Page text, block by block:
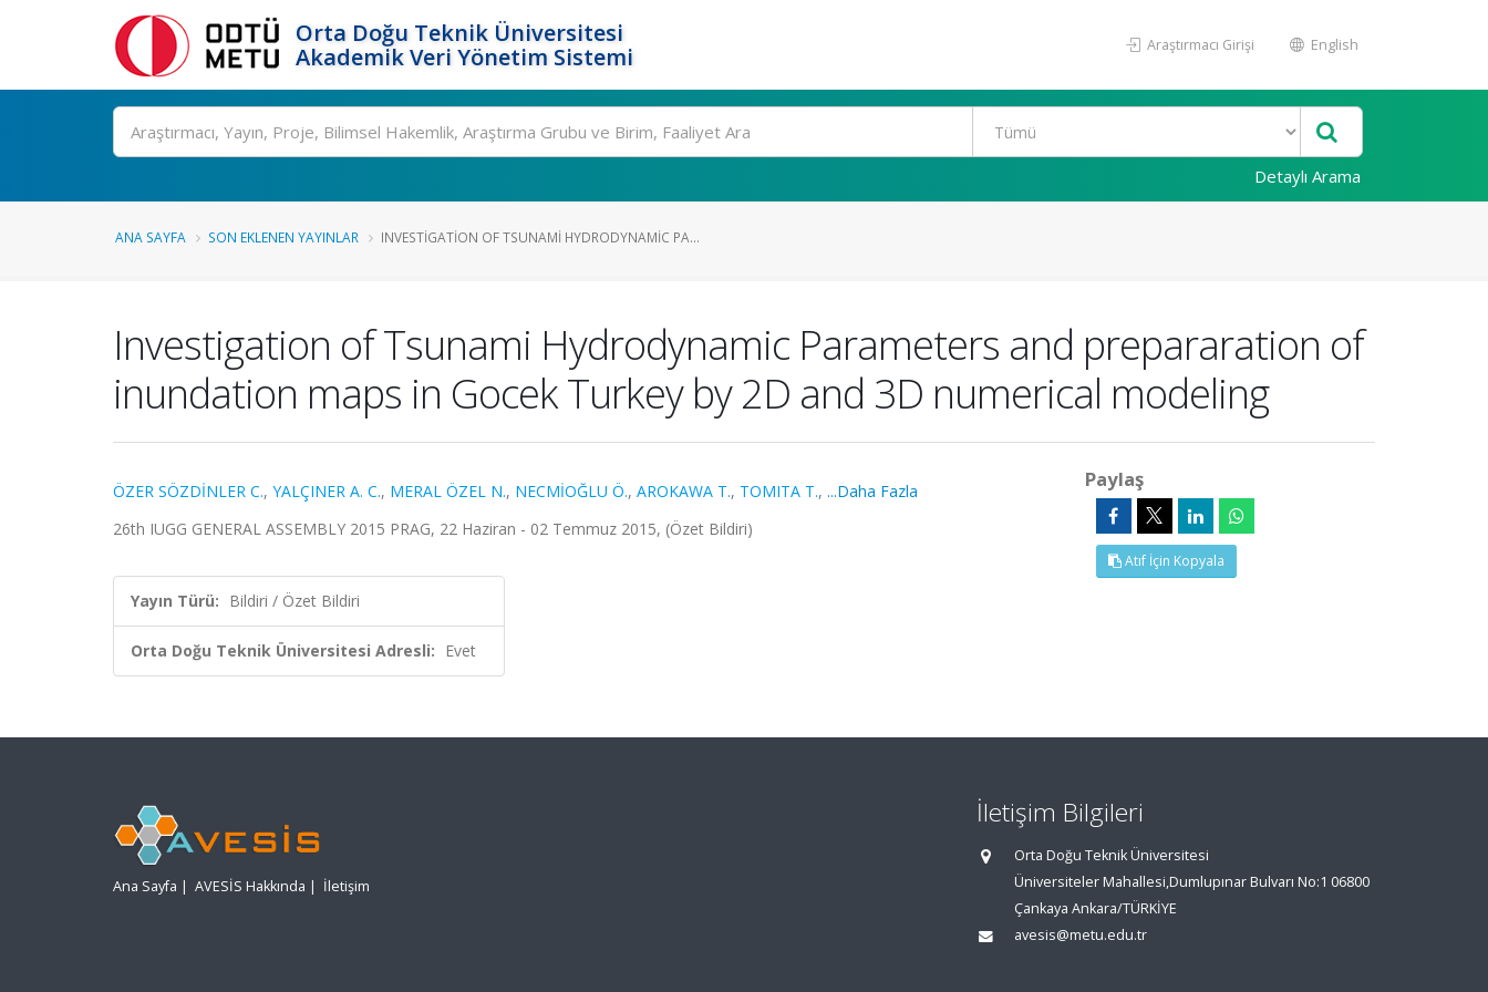
Orta Doğu Teknik Üniversitesi
Akademik Veri Yönetim Sistemi
Araştırmacı Girişi English
Ara
Detaylı Arama
ANA SAYFA SON EKLENEN YAYINLAR INVESTIGATION OF TSUNAMI HYDRODYNAMIC PA...
Investigation of Tsunami Hydrodynamic Parameters and prepararation of
inundation maps in Gocek Turkey by 2D and 3D numerical modeling
ÖZER SÖZDİNLER C., YALÇINER A. C., MERAL ÖZEL N., NECMİOĞLU Ö., AROKAWA T., TOMITA T., ...Daha Fazla
26th IUGG GENERAL ASSEMBLY 2015 PRAG, 22 Haziran - 02 Temmuz 2015, (Özet Bildiri)
Yayın Türü: Bildiri / Özet Bildiri
Orta Doğu Teknik Üniversitesi Adresli: Evet
Paylaş
Atıf İçin Kopyala
Ana Sayfa | AVESİS Hakkında | İletişim
İletişim Bilgileri
Orta Doğu Teknik Üniversitesi
Üniversiteler Mahallesi,Dumlupınar Bulvarı No:1 06800
Çankaya Ankara/TÜRKİYE
avesis@metu.edu.tr